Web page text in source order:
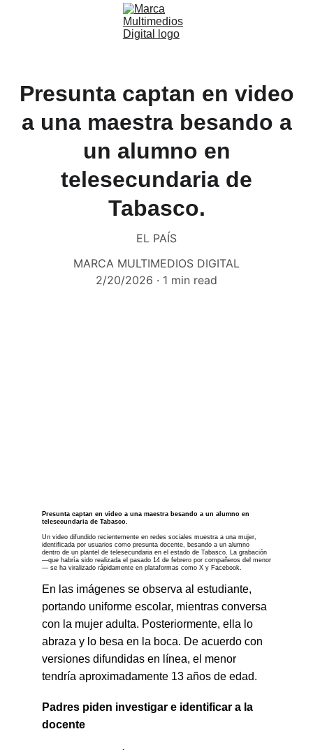
Presunta captan en video
a una maestra besando a
un alumno en
telesecundaria de
Tabasco.
EL PAÍS
MARCA MULTIMEDIOS DIGITAL
2/20/2026
1 min read
Presunta captan en video a una maestra besando a un alumno en
telesecundaria de Tabasco.
Un video difundido recientemente en redes sociales muestra a una mujer,
identificada por usuarios como presunta docente, besando a un alumno
dentro de un plantel de telesecundaria en el estado de Tabasco. La grabación
—que habría sido realizada el pasado 14 de febrero por compañeros del menor
— se ha viralizado rápidamente en plataformas como X y Facebook.
En las imágenes se observa al estudiante,
portando uniforme escolar, mientras conversa
con la mujer adulta. Posteriormente, ella lo
abraza y lo besa en la boca. De acuerdo con
versiones difundidas en línea, el menor
tendría aproximadamente 13 años de edad.
Padres piden investigar e identificar a la
docente